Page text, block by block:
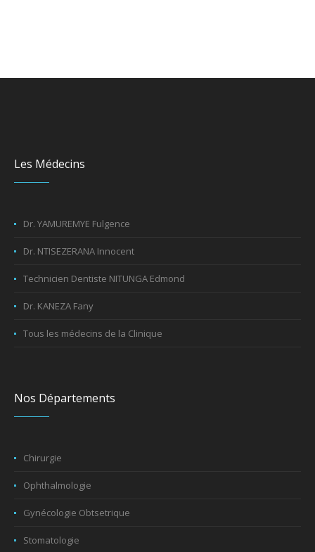
Les Médecins
Dr. YAMUREMYE Fulgence
Dr. NTISEZERANA Innocent
Technicien Dentiste NITUNGA Edmond
Dr. KANEZA Fany
Tous les médecins de la Clinique
Nos Départements
Chirurgie
Ophthalmologie
Gynécologie Obtsetrique
Stomatologie